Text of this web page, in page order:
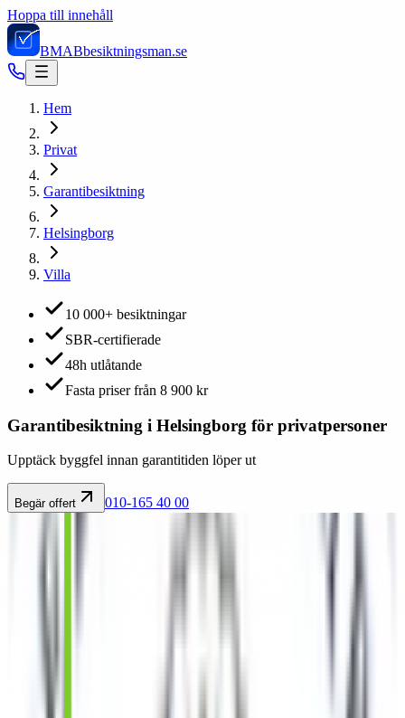
Hoppa till innehåll
BMABbesiktningsman.se
Hem
Privat
Garantibesiktning
Helsingborg
Villa
10 000+ besiktningar
SBR-certifierade
48h utlåtande
Fasta priser från 8 900 kr
Garantibesiktning i Helsingborg för privatpersoner
Upptäck byggfel innan garantitiden löper ut
Begär offert 010-165 40 00